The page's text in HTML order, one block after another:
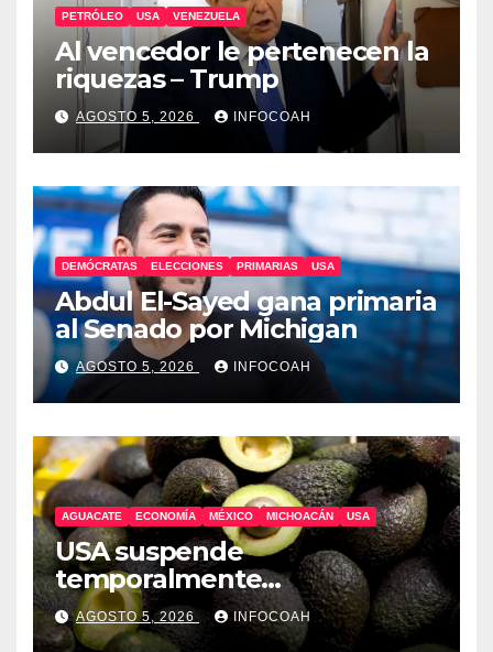
PETRÓLEO USA VENEZUELA
Al vencedor le pertenecen la
riquezas – Trump
AGOSTO 5, 2026 INFOCOAH
DEMÓCRATAS ELECCIONES PRIMARIAS USA
Abdul El-Sayed gana primaria
al Senado por Michigan
AGOSTO 5, 2026 INFOCOAH
AGUACATE ECONOMÍA MÉXICO MICHOACÁN USA
USA suspende
temporalmente
exportaciones de aguacate
michoacano
AGOSTO 5, 2026 INFOCOAH